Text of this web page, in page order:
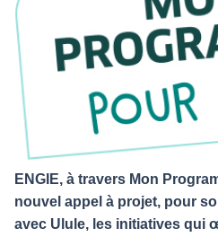
ENGIE, à travers Mon
nouvel appel à projet, pour
avec Ulule, les initiatives qui